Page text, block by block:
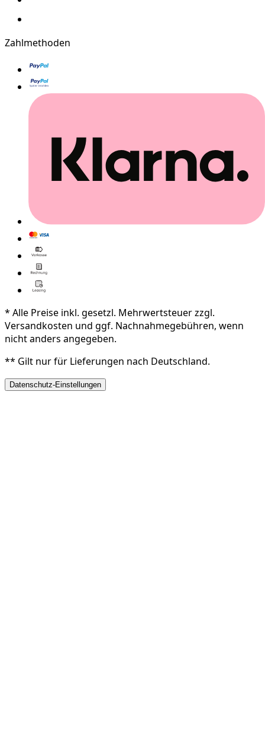
Zahlmethoden
* Alle Preise inkl. gesetzl. Mehrwertsteuer zzgl.
Versandkosten und ggf. Nachnahmegebühren, wenn
nicht anders angegeben.
** Gilt nur für Lieferungen nach Deutschland.
Datenschutz-Einstellungen